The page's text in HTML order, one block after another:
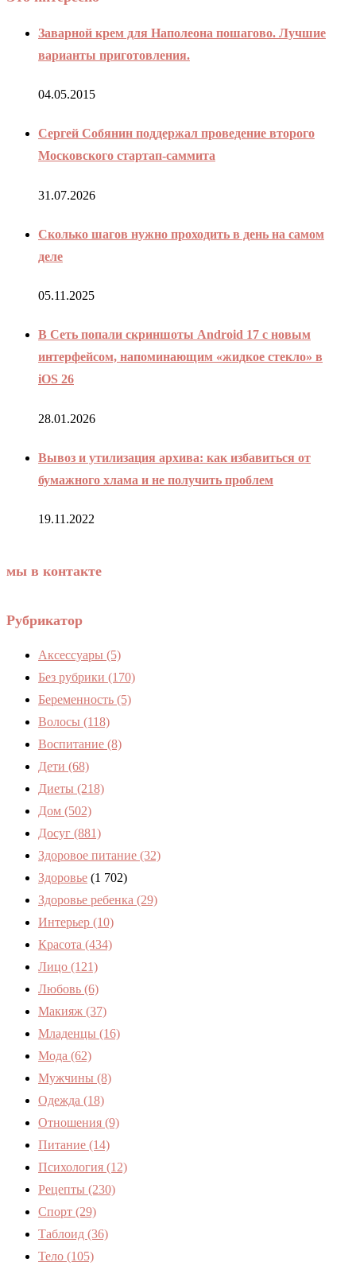
Заварной крем для Наполеона пошагово. Лучшие
варианты приготовления.
04.05.2015
Сергей Собянин поддержал проведение второго
Московского стартап-саммита
31.07.2026
Сколько шагов нужно проходить в день на самом
деле
05.11.2025
В Сеть попали скриншоты Android 17 с новым
интерфейсом, напоминающим «жидкое стекло» в
iOS 26
28.01.2026
Вывоз и утилизация архива: как избавиться от
бумажного хлама и не получить проблем
19.11.2022
мы в контакте
Рубрикатор
Аксессуары (5)
Без рубрики (170)
Беременность (5)
Волосы (118)
Воспитание (8)
Дети (68)
Диеты (218)
Дом (502)
Досуг (881)
Здоровое питание (32)
Здоровье (1 702)
Здоровье ребенка (29)
Интерьер (10)
Красота (434)
Лицо (121)
Любовь (6)
Макияж (37)
Младенцы (16)
Мода (62)
Мужчины (8)
Одежда (18)
Отношения (9)
Питание (14)
Психология (12)
Рецепты (230)
Спорт (29)
Таблоид (36)
Тело (105)